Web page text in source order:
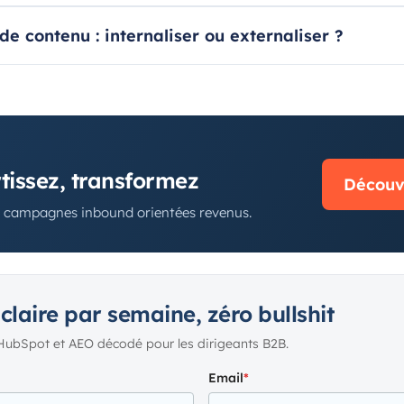
contenu : internaliser ou externaliser ?
transformez
inbound orientées revenus.
par semaine, zéro bullshit
et AEO décodé pour les dirigeants B2B.
Email*